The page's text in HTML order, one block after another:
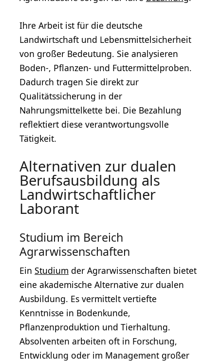
Ihre Arbeit ist für die deutsche
Landwirtschaft und Lebensmittelsicherheit
von großer Bedeutung. Sie analysieren
Boden-, Pflanzen- und Futtermittelproben.
Dadurch tragen Sie direkt zur
Qualitätssicherung in der
Nahrungsmittelkette bei. Die Bezahlung
reflektiert diese verantwortungsvolle
Tätigkeit.
Alternativen zur dualen
Berufsausbildung als
Landwirtschaftlicher
Laborant
Studium im Bereich
Agrarwissenschaften
Ein Studium der Agrarwissenschaften bietet
eine akademische Alternative zur dualen
Ausbildung. Es vermittelt vertiefte
Kenntnisse in Bodenkunde,
Pflanzenproduktion und Tierhaltung.
Absolventen arbeiten oft in Forschung,
Entwicklung oder im Management großer